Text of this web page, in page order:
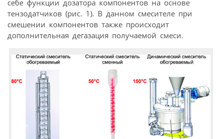
себе функции дозатора компонентов на основе
тензодатчиков (рис. 1). В данном смесителе при
смешении компонентов также происходит
дополнительная дегазация получаемой смеси.